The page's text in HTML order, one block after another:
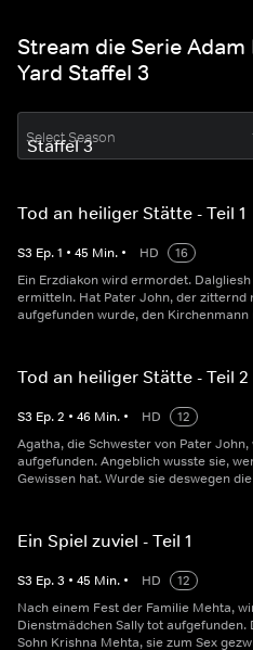
Stream die Serie
Yard Staffel 3
Select Season
Tod an heiliger Stätte - Teil 1
S3 Ep.1 • 45 Min. • HD
16
Ein Erzdiakon wird ermordet.
ermitteln. Hat Pater John, der zitternd
aufgefunden wurde, den
Tod an heiliger Stätte - Teil 2
S3 Ep.2 • 46 Min. • HD
12
Agatha, die Schwester von Pater
aufgefunden. Angeblich wusste sie,
Gewissen hat. Wurde sie deswegen
Ein Spiel zuviel - Teil 1
S3 Ep.3 • 45 Min. • HD
12
Nach einem Fest der Familie Mehta,
Dienstmädchen Sally tot
Sohn Krishna Mehta, sie zum Sex